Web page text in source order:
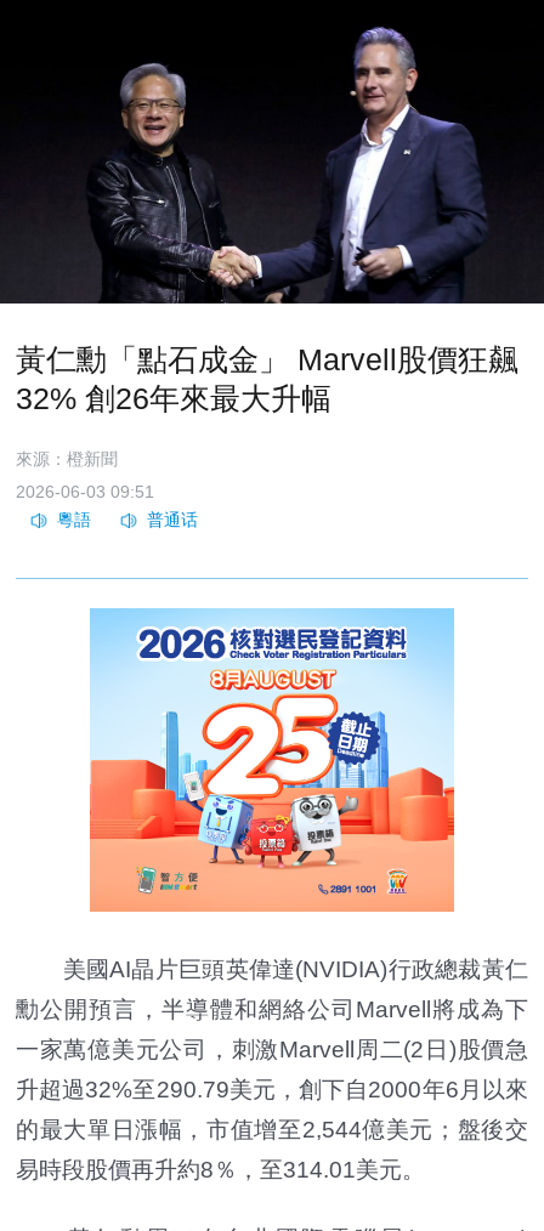
黃仁勳「點石成金」 Marvell股價狂飆
32% 創26年來最大升幅
來源：橙新聞
2026-06-03 09:51
美國AI晶片巨頭英偉達(NVIDIA)行政總裁黃仁
勳公開預言，半導體和網絡公司Marvell將成為下
一家萬億美元公司，刺激Marvell周二(2日)股價急
升超過32%至290.79美元，創下自2000年6月以來
的最大單日漲幅，市值增至2,544億美元；盤後交
易時段股價再升約8％，至314.01美元。